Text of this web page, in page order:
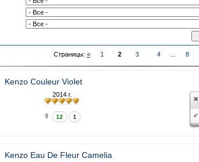
Страницы: « 1 2 3 4 8
Kenzo Couleur Violet
2014 г.
♀ 12 1
Kenzo Eau De Fleur Camelia